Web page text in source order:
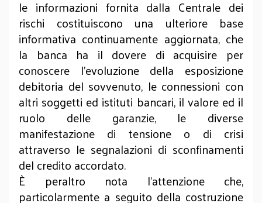
le informazioni fornita dalla Centrale dei
rischi costituiscono una ulteriore base
informativa continuamente aggiornata, che
la banca ha il dovere di acquisire per
conoscere l’evoluzione della esposizione
debitoria del sovvenuto, le connessioni con
altri soggetti ed istituti bancari, il valore ed il
ruolo delle garanzie, le diverse
manifestazione di tensione o di crisi
attraverso le segnalazioni di sconfinamenti
del credito accordato.
È peraltro nota l’attenzione che,
particolarmente a seguito della costruzione